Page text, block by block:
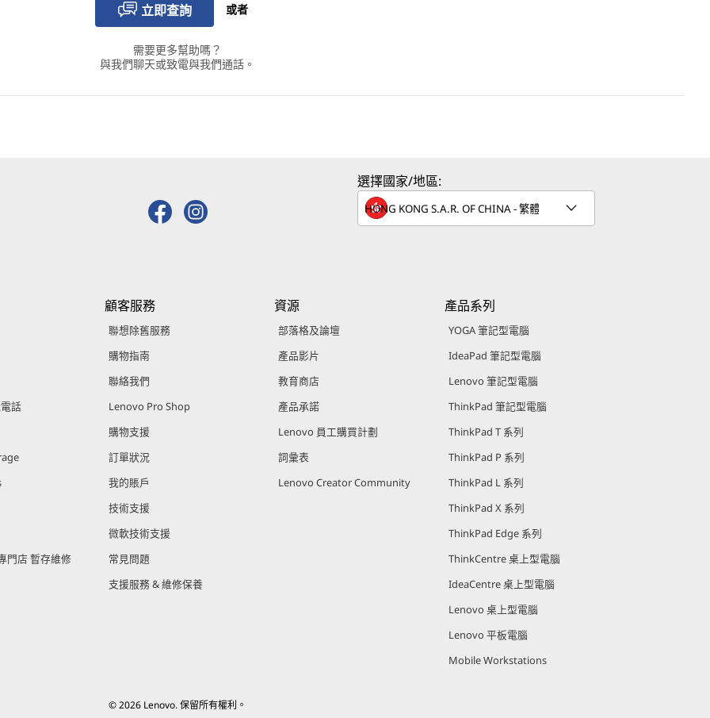
立即查詢 或者
需要更多幫助嗎？
與我們聊天或致電與我們通話。
選擇國家/地區:
話
門店 暫存維修
顧客服務
聯想除舊服務
購物指南
聯絡我們
Lenovo Pro Shop
購物支援
訂單狀況
我的賬戶
技術支援
微軟技術支援
常見問題
支援服務 & 維修保養
資源
部落格及論壇
產品影片
教育商店
產品承諾
Lenovo 員工購買計劃
詞彙表
Lenovo Creator Community
產品系列
YOGA 筆記型電腦
IdeaPad 筆記型電腦
Lenovo 筆記型電腦
ThinkPad 筆記型電腦
ThinkPad T 系列
ThinkPad P 系列
ThinkPad L 系列
ThinkPad X 系列
ThinkPad Edge 系列
ThinkCentre 桌上型電腦
IdeaCentre 桌上型電腦
Lenovo 桌上型電腦
Lenovo 平板電腦
Mobile Workstations
© 2026 Lenovo. 保留所有權利。